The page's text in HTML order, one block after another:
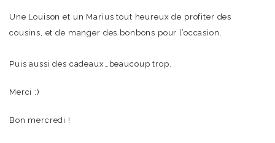
Une Louison et un Marius tout heureux de profiter des
cousins, et de manger des bonbons pour l’occasion.
Puis aussi des cadeaux…beaucoup trop.
Merci :)
Bon mercredi !